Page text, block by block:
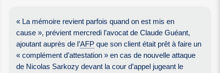
« La mémoire revient parfois quand on est mis en
cause », prévient mercredi l’avocat de Claude Guéant,
ajoutant auprès de l’AFP que son client était prêt à faire un
« complément d’attestation » en cas de nouvelle attaque
de Nicolas Sarkozy devant la cour d’appel jugeant le